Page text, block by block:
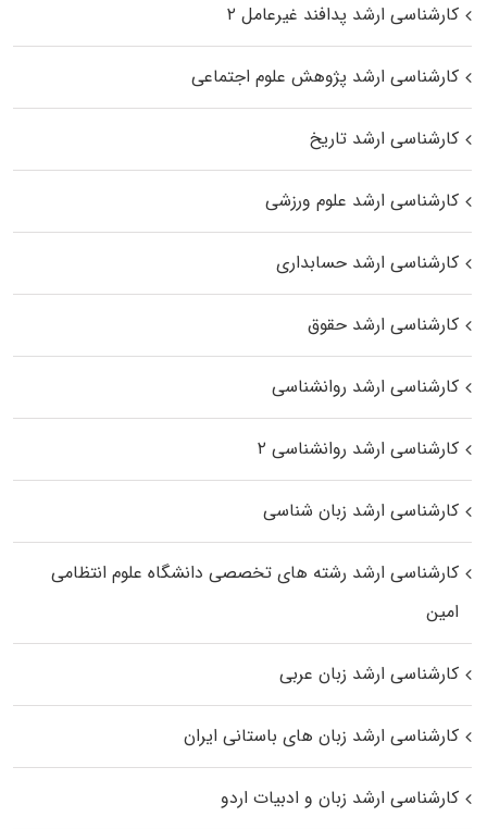
کارشناسی ارشد پدافند غیرعامل ۲
کارشناسی ارشد پژوهش علوم اجتماعی
کارشناسی ارشد تاریخ
کارشناسی ارشد علوم ورزشی
کارشناسی ارشد حسابداری
کارشناسی ارشد حقوق
کارشناسی ارشد روانشناسی
کارشناسی ارشد روانشناسی ۲
کارشناسی ارشد زبان شناسی
کارشناسی ارشد رﺷﺘﻪ ﻫﺎی تخصصی داﻧﺸﮕﺎه ﻋﻠﻮم انتظامی
اﻣﻴﻦ
کارشناسی ارشد زبان عربی
کارشناسی ارشد زبان‌ های باستانی ایران
کارشناسی ارشد زبان و ادبیات اردو